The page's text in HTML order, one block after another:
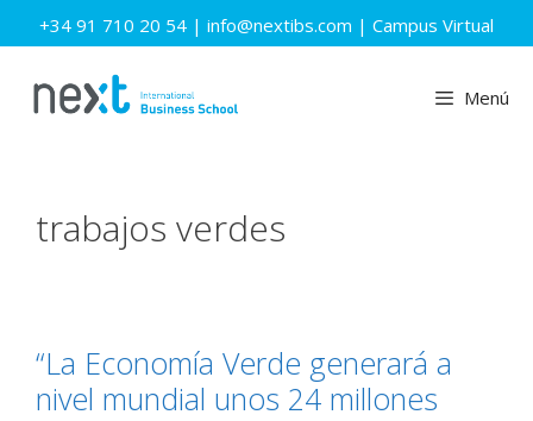
Saltar
al
+34 91 710 20 54 | info@nextibs.com | Campus Virtual
Menú
trabajos verdes
“La Economía Verde generará a
nivel mundial unos 24 millones